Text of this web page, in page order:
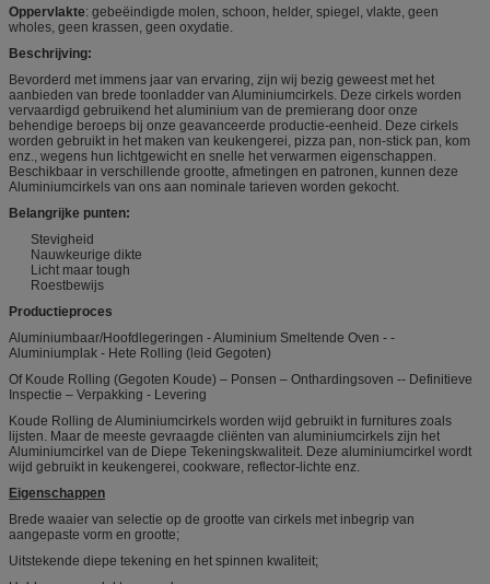
Oppervlakte: gebeëindigde molen, schoon, helder, spiegel, vlakte, geen
wholes, geen krassen, geen oxydatie.
Beschrijving:
Bevorderd met immens jaar van ervaring, zijn wij bezig geweest met het
aanbieden van brede toonladder van Aluminiumcirkels. Deze cirkels worden
vervaardigd gebruikend het aluminium van de premierang door onze
behendige beroeps bij onze geavanceerde productie-eenheid. Deze cirkels
worden gebruikt in het maken van keukengerei, pizza pan, non-stick pan, kom
enz., wegens hun lichtgewicht en snelle het verwarmen eigenschappen.
Beschikbaar in verschillende grootte, afmetingen en patronen, kunnen deze
Aluminiumcirkels van ons aan nominale tarieven worden gekocht.
Belangrijke punten:
Stevigheid
Nauwkeurige dikte
Licht maar tough
Roestbewijs
Productieproces
Aluminiumbaar/Hoofdlegeringen - Aluminium Smeltende Oven - -
Aluminiumplak - Hete Rolling (leid Gegoten)
Of Koude Rolling (Gegoten Koude) – Ponsen – Onthardingsoven -- Definitieve
Inspectie – Verpakking - Levering
Koude Rolling de Aluminiumcirkels worden wijd gebruikt in furnitures zoals
lijsten. Maar de meeste gevraagde cliënten van aluminiumcirkels zijn het
Aluminiumcirkel van de Diepe Tekeningskwaliteit. Deze aluminiumcirkel wordt
wijd gebruikt in keukengerei, cookware, reflector-lichte enz.
Eigenschappen
Brede waaier van selectie op de grootte van cirkels met inbegrip van
aangepaste vorm en grootte;
Uitstekende diepe tekening en het spinnen kwaliteit;